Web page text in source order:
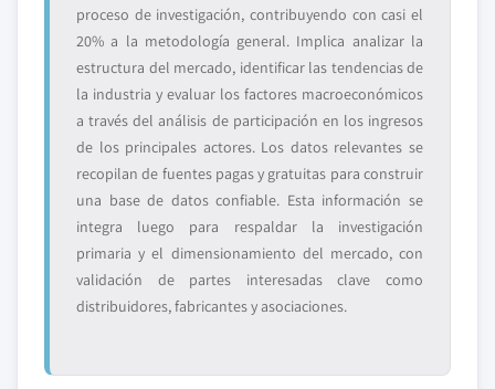
proceso de investigación, contribuyendo con casi el
20% a la metodología general. Implica analizar la
estructura del mercado, identificar las tendencias de
la industria y evaluar los factores macroeconómicos
a través del análisis de participación en los ingresos
de los principales actores. Los datos relevantes se
recopilan de fuentes pagas y gratuitas para construir
una base de datos confiable. Esta información se
integra luego para respaldar la investigación
primaria y el dimensionamiento del mercado, con
validación de partes interesadas clave como
distribuidores, fabricantes y asociaciones.